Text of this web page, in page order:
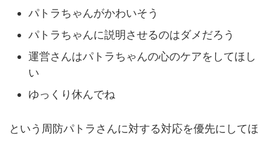
パトラちゃんがかわいそう
パトラちゃんに説明させるのはダメだろう
運営さんはパトラちゃんの心のケアをしてほし
い
ゆっくり休んでね
という周防パトラさんに対する対応を優先にしてほ